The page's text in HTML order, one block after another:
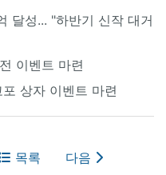
달성... "하반기 신작 대거
이벤트 마련
상자 이벤트 마련
목록 다음